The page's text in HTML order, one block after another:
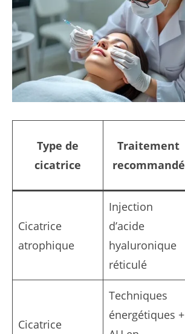
Type de
cicatrice
Traitement
recommandé
Cicatrice
atrophique
Injection
d’acide
hyaluronique
réticulé
Cicatrice
Techniques
énergétiques +